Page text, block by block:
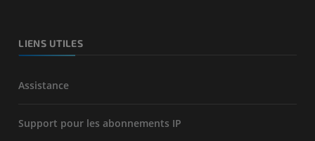
LIENS UTILES
Assistance
Support pour les abonnements IP